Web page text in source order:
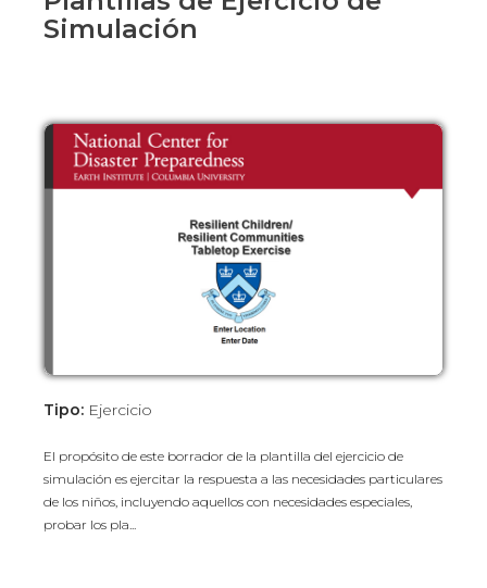
Simulación
Tipo: Ejercicio
El propósito de este borrador de la plantilla del ejercicio de
simulación es ejercitar la respuesta a las necesidades particulares
de los niños, incluyendo aquellos con necesidades especiales,
probar los pla...